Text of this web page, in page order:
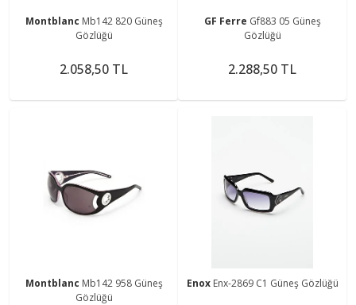
Montblanc Mb142 820 Güneş
Gözlüğü
2.058,50 TL
GF Ferre Gf883 05 Güneş
Gözlüğü
2.288,50 TL
Montblanc Mb142 958 Güneş
Gözlüğü
Enox Enx-2869 C1 Güneş Gözlüğü